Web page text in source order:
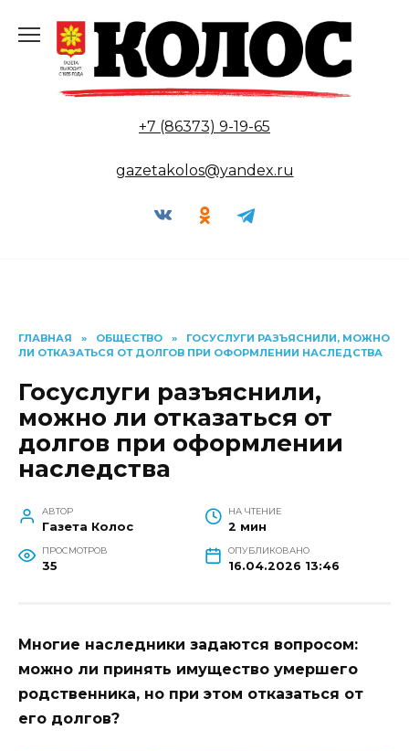
содержанию
+7 (86373) 9-19-65
gazetakolos@yandex.ru
ГЛАВНАЯ » ОБЩЕСТВО »
ГОСУСЛУГИ РАЗЪЯСНИЛИ, МОЖНО
ЛИ ОТКАЗАТЬСЯ ОТ ДОЛГОВ ПРИ ОФОРМЛЕНИИ НАСЛЕДСТВА
Госуслуги разъяснили,
можно ли отказаться от
долгов при оформлении
наследства
АВТОР
Газета Колос
НА ЧТЕНИЕ
2 мин
ПРОСМОТРОВ
35
ОПУБЛИКОВАНО
16.04.2026 13:46
Многие наследники задаются вопросом:
можно ли принять имущество умершего
родственника, но при этом отказаться от
его долгов?